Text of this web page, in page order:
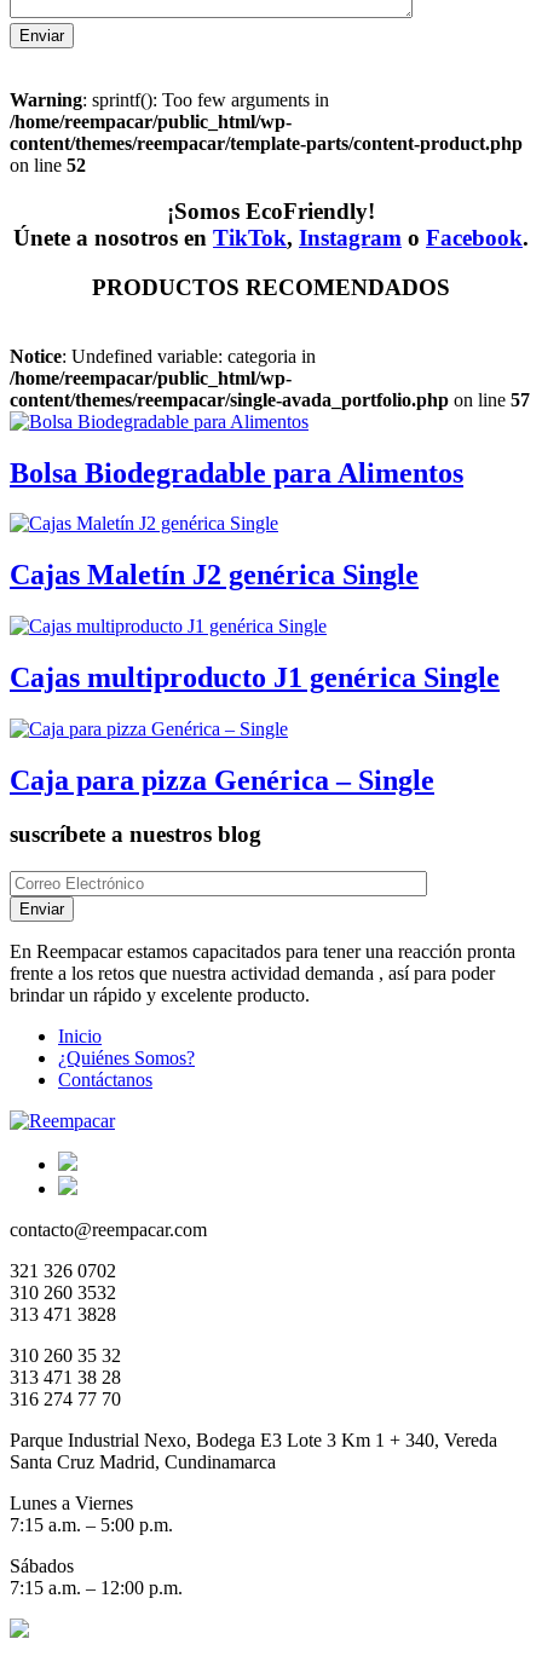
Warning: sprintf(): Too few arguments in
/home/reempacar/public_html/wp-
content/themes/reempacar/template-parts/content-product.php
on line 52
¡Somos EcoFriendly!
Únete a nosotros en TikTok, Instagram o Facebook.
PRODUCTOS RECOMENDADOS
Notice: Undefined variable: categoria in
/home/reempacar/public_html/wp-
content/themes/reempacar/single-avada_portfolio.php on line 57
Bolsa Biodegradable para Alimentos
Cajas Maletín J2 genérica Single
Cajas multiproducto J1 genérica Single
Caja para pizza Genérica – Single
suscríbete a nuestros blog
En Reempacar estamos capacitados para tener una reacción pronta
frente a los retos que nuestra actividad demanda , así para poder
brindar un rápido y excelente producto.
Inicio
¿Quiénes Somos?
Contáctanos
contacto@reempacar.com
321 326 0702
310 260 3532
313 471 3828
310 260 35 32
313 471 38 28
316 274 77 70
Parque Industrial Nexo, Bodega E3 Lote 3 Km 1 + 340, Vereda
Santa Cruz Madrid, Cundinamarca
Lunes a Viernes
7:15 a.m. – 5:00 p.m.
Sábados
7:15 a.m. – 12:00 p.m.